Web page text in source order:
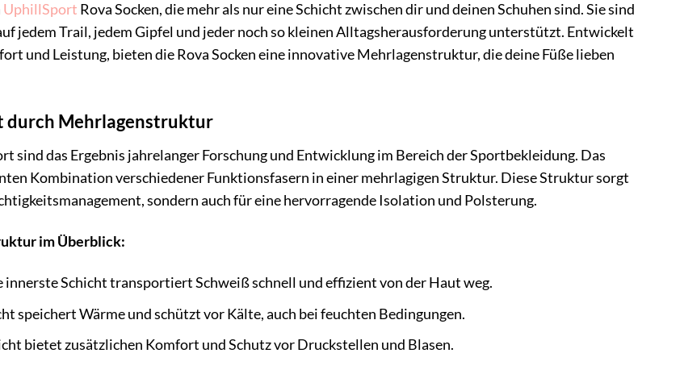
UphillSport Rova Socken, die mehr als nur eine Schicht zwischen dir und deinen Schuhen sind. Sie sind
jedem Trail, jedem Gipfel und jeder noch so kleinen Alltagsherausforderung unterstützt. Entwickelt
und Leistung, bieten die Rova Socken eine innovative Mehrlagenstruktur, die deine Füße lieben
Mehrlagenstruktur
sind das Ergebnis jahrelanger Forschung und Entwicklung im Bereich der Sportbekleidung. Das
Kombination verschiedener Funktionsfasern in einer mehrlagigen Struktur. Diese Struktur sorgt
sondern auch für eine hervorragende Isolation und Polsterung.
im Überblick:
innerste Schicht transportiert Schweiß schnell und effizient von der Haut weg.
speichert Wärme und schützt vor Kälte, auch bei feuchten Bedingungen.
bietet zusätzlichen Komfort und Schutz vor Druckstellen und Blasen.